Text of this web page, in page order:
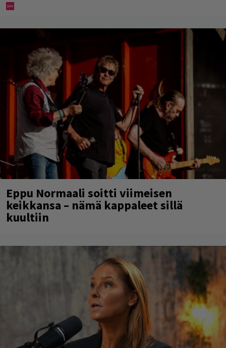
Eppu Normaali soitti viimeisen
keikkansa – nämä kappaleet sillä
kuultiin